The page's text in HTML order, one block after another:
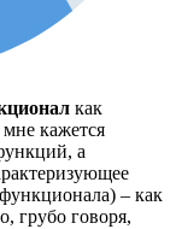
как
кажется
а
– как
грубо говоря,